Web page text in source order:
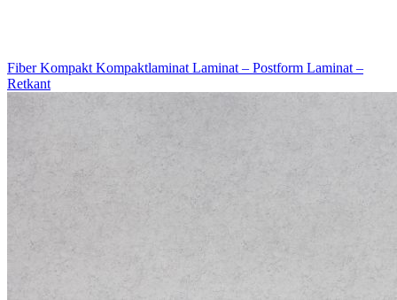
Fiber KompaktKompaktlaminatLaminat – Postform Laminat –
Retkant